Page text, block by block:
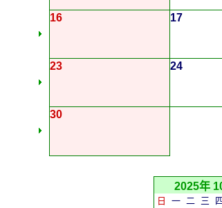
16 17
23 24
30
2025年
日 一 二 三 四